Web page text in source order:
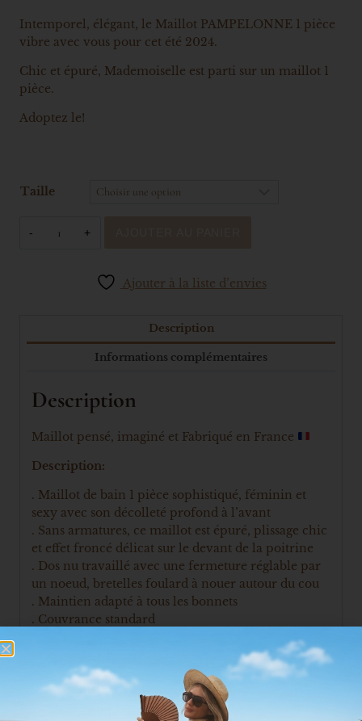
Intemporel, élégant, le Maillot PAMPELONNE 1 pièce
vibre avec vous pour cet été 2024.
Chic et épuré, Mademoiselle est parti sur un maillot 1
pièce.
Adoptez le!
Taille
Ajouter à la liste d’envies
Description
Informations complémentaires
Description
Maillot pensé, imaginé et Fabriqué en France
Description:
. Maillot de bain 1 pièce sophistiqué, féminin et
sexy avec son décolleté profond à l’avant
. Sans armatures, ce maillot est épuré, plissage chic
et effet froncé délicat sur le devant de la poitrine
. Dos nu travaillé avec une fermeture réglable par
un noeud, bretelles foulard à nouer autour du cou
. Maintien adapté à tous les bonnets
. Couvrance standard
. Maillot très confortable avec un contour de jambe
Composition et entretien: